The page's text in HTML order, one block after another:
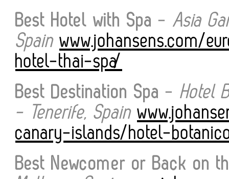
Best Hotel with Spa - Asia
Spain www.johansens.com/
hotel-thai-spa/
Best Destination Spa - Hotel
- Tenerife, Spain
canary-islands/hotel-
Best Newcomer or Back on